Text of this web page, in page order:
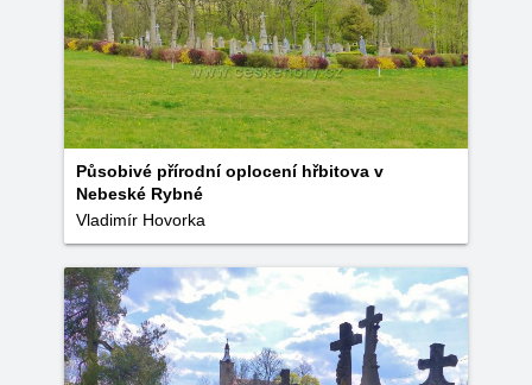
Působivé přírodní oplocení hřbitova v
Nebeské Rybné
Vladimír Hovorka